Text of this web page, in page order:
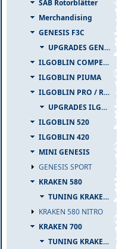
SAB Rotorblätter
Merchandising
GENESIS F3C
UPGRADES GENESIS F3C
ILGOBLIN COMPETIZIONE
ILGOBLIN PIUMA
ILGOBLIN PRO / RAW 700
UPGRADES ILGOBLIN PRO / RAW 700
ILGOBLIN 520
ILGOBLIN 420
MINI GENESIS
GENESIS SPORT
KRAKEN 580
TUNING KRAKEN 580
KRAKEN 580 NITRO
KRAKEN 700
TUNING KRAKEN 700